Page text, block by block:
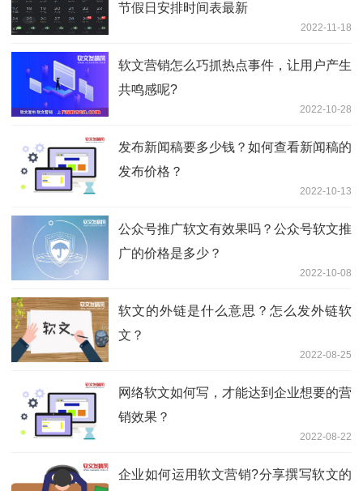
节假日安排时间表最新
2022-11-18
软文营销怎么巧抓热点事件，让用户产生
共鸣感呢?
2022-10-28
发布新闻稿要多少钱？如何查看新闻稿的
发布价格？
2022-10-13
公众号推广软文有效果吗？公众号软文推
广的价格是多少？
2022-10-08
软文的外链是什么意思？怎么发外链软
文？
2022-08-25
网络软文如何写，才能达到企业想要的营
销效果？
2022-08-22
企业如何运用软文营销?分享撰写软文的